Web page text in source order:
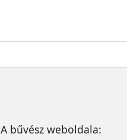
A bűvész weboldala: